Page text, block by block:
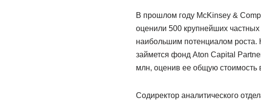
В прошлом году McKinsey &
оценили 500 крупнейших
наибольшим потенциалом роста.
займется фонд Aton Capital
млн, оценив ее общую стоимость
Содиректор аналитического